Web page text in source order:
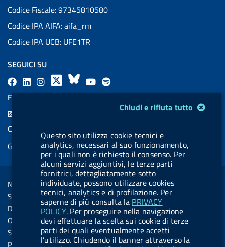
Chiudi e rifiuta tutto
Questo sito utilizza cookie tecnici e
analytics, necessari al suo funzionamento,
per i quali non è richiesto il consenso. Per
alcuni servizi aggiuntivi, le terze parti
fornitrici, dettagliatamente sotto
individuate, possono utilizzare cookies
tecnici, analytics e di profilazione. Per
saperne di più consulta la PRIVACY
POLICY. Per proseguire nella navigazione
devi effettuare la scelta sui cookie di terze
parti dei quali eventualmente accetti
l’utilizzo. Chiudendo il banner attraverso la
Codice Fiscale: 97345810580
Codice IPA AIFA: aifa_rm
Codice IPA UCB: UFE1TR
SEGUICI SU
F
a
L
i
a
l
.
b
u
t
t
o
n
.
X
B
l
s
k
y
Y
o
u
b
e
l
a
l
.
b
u
t
t
o
n
FEED RSS
COOKIES
Gestione cookie
Sezione Link Utili
Note legali
Social Media Policy
Dichiarazione di accessibilità
Obiettivi di accessibilità
Statistiche sito